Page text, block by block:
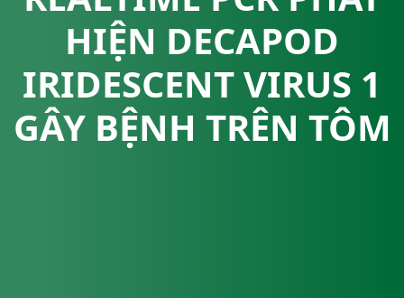
HIỆN DECAPOD
IRIDESCENT VIRUS 1
GÂY BỆNH TRÊN TÔM